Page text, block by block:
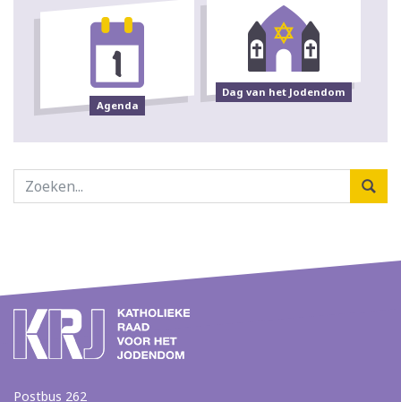
Agenda
Dag van het Jodendom
Postbus 262